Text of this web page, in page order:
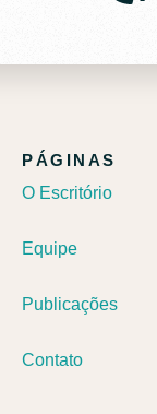
PÁGINAS
O Escritório
Equipe
Publicações
Contato